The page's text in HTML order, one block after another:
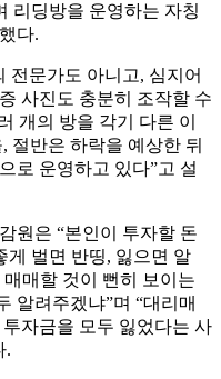
리딩방을 운영하는 자칭
다.
전문가도 아니고, 심지어
사진도 충분히 조작할 수
개의 방을 각기 다른 이
절반은 하락을 예상한 뒤
로 운영하고 있다”고 설
원은 “본인이 투자할 돈
게 벌면 반띵, 잃으면 알
매할 것이 뻔히 보이는
알려주겠냐”며 “대리매
자금을 모두 잃었다는 사
.